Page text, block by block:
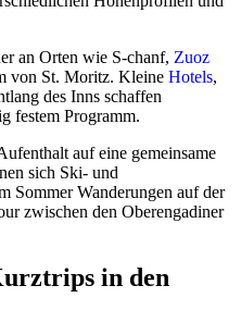
an Orten wie S-chanf, Zuoz
von St. Moritz. Kleine Hotels,
des Inns schaffen
festem Programm.
auf eine gemeinsame
sich Ski- und
Sommer Wanderungen auf der
zwischen den Oberengadiner
in den